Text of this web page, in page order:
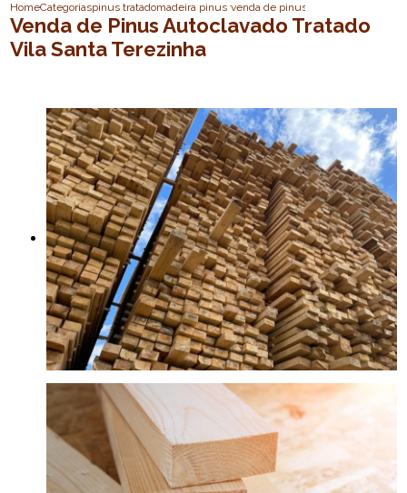
HomeCategoriaspinus tratadomadeira pinus tratadavenda de pinus autoclavado
Venda de Pinus Autoclavado Tratado
Vila Santa Terezinha